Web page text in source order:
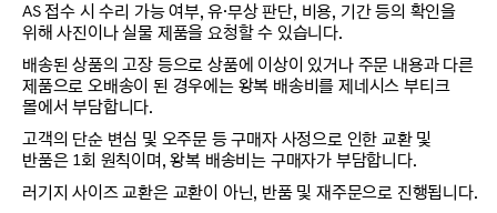
AS 접수 시 수리 가능 여부, 유·무상 판단, 비용, 기간 등의 확인을
위해 사진이나 실물 제품을 요청할 수 있습니다.
배송된 상품의 고장 등으로 상품에 이상이 있거나 주문 내용과 다른
제품으로 오배송이 된 경우에는 왕복 배송비를 제네시스 부티크
몰에서 부담합니다.
고객의 단순 변심 및 오주문 등 구매자 사정으로 인한 교환 및
반품은 1회 원칙이며, 왕복 배송비는 구매자가 부담합니다.
러기지 사이즈 교환은 교환이 아닌, 반품 및 재주문으로 진행됩니다.